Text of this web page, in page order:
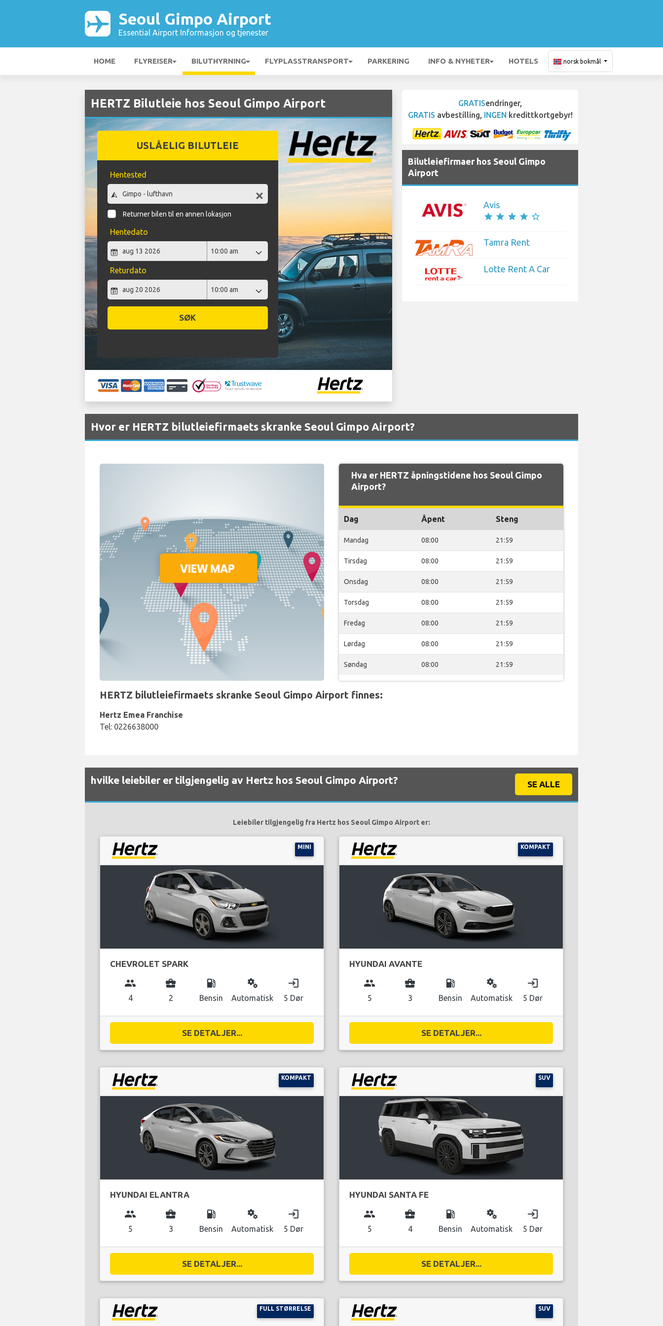
Seoul Gimpo Airport
Essential Airport Informasjon og tjenester
HOME FLYREISER BILUTHYRNING FLYPLASSTRANSPORT PARKERING INFO & NYHETER HOTELS norsk bokmål
HERTZ Bilutleie hos Seoul Gimpo Airport
USLÅELIG BILUTLEIE
Hentested
Returner bilen til en annen lokasjon
Hentedato
Returdato
SØK
GRATISendringer,
GRATIS avbestilling, INGEN kredittkortgebyr!
Bilutleiefirmaer hos Seoul Gimpo
Airport
Avis
star star star star star_border
Tamra Rent
Lotte Rent A Car
Hvor er HERTZ bilutleiefirmaets skranke Seoul Gimpo Airport?
Hva er HERTZ åpningstidene hos Seoul Gimpo
Airport?
Dag Åpent Steng
Mandag 08:00 21:59
Tirsdag 08:00 21:59
Onsdag 08:00 21:59
Torsdag 08:00 21:59
Fredag 08:00 21:59
Lørdag 08:00 21:59
Søndag 08:00 21:59
HERTZ bilutleiefirmaets skranke Seoul Gimpo Airport finnes:
Hertz Emea Franchise
Tel: 0226638000
hvilke leiebiler er tilgjengelig av Hertz hos Seoul Gimpo Airport? SE ALLE
Leiebiler tilgjengelig fra Hertz hos Seoul Gimpo Airport er:
MINI
CHEVROLET SPARK
group
4
business_center
2
local_gas_station
Bensin
miscellaneous_services
Automatisk
login
5 Dør
SE DETALJER...
KOMPAKT
HYUNDAI AVANTE
group
5
business_center
3
local_gas_station
Bensin
miscellaneous_services
Automatisk
login
5 Dør
SE DETALJER...
KOMPAKT
HYUNDAI ELANTRA
group
5
business_center
3
local_gas_station
Bensin
miscellaneous_services
Automatisk
login
5 Dør
SE DETALJER...
SUV
HYUNDAI SANTA FE
group
5
business_center
4
local_gas_station
Bensin
miscellaneous_services
Automatisk
login
5 Dør
SE DETALJER...
FULL STØRRELSE SUV